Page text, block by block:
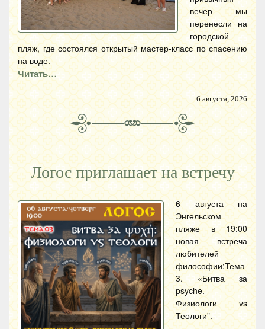
вечер мы
перенесли на
городской
пляж, где состоялся открытый мастер-класс по спасению
на воде.
Читать…
6 августа, 2026
Логос приглашает на встречу
6 августа на
Энгельском
пляже в 19:00
новая встреча
любителей
философии:Тема
3. «Битва за
psyche.
Физиологи vs
Теологи".